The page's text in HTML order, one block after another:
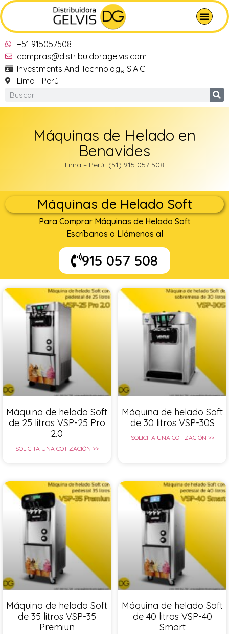
+51 915057508
compras@distribuidoragelvis.com
Investments And Technology S.A.C
Lima - Perú
Máquinas de Helado en
Benavides
Lima – Perú (51) 915 057 508
Máquinas de Helado Soft
Para Comprar Máquinas de Helado Soft
Escríbanos o Llámenos al
915 057 508
Máquina de helado Soft
de 25 litros VSP-25 Pro
2.0
SOLICITA UNA COTIZACIÓN >>
Máquina de helado Soft
de 30 litros VSP-30S
SOLICITA UNA COTIZACIÓN >>
Máquina de helado Soft
de 35 litros VSP-35
Premiun
Máquina de helado Soft
de 40 litros VSP-40
Smart